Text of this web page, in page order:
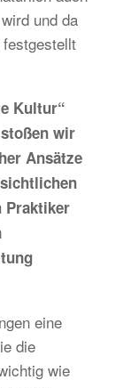
und da
Kultur“
wir
Ansätze
Praktiker
eine
die
wie